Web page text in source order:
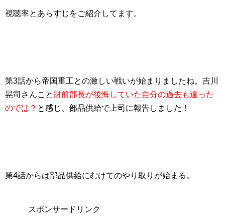
視聴率とあらすじをご紹介してます。
第3話から帝国重工との激しい戦いが始まりましたね。吉川
晃司さんこと 財前部長が後悔していた自分の過去も違った
のでは？ と感じ、部品供給で上司に報告しました！
第4話からは部品供給にむけてのやり取り が始まる。
スポンサードリンク